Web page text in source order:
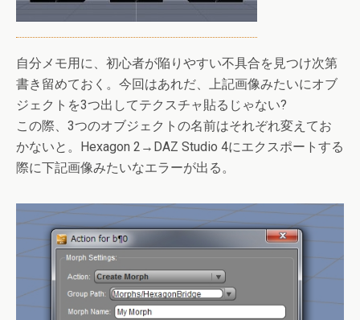
自分メモ用に、初心者が陥りやすい不具合を見つけ次第
書き留めておく。今回はあれだ、上記画像みたいにオブ
ジェクトを3つ出してテクスチャ貼るじゃない?
この際、3つのオブジェクトの名前はそれぞれ変えてお
かないと。Hexagon 2→DAZ Studio 4にエクスポートする
際に下記画像みたいなエラーが出る。